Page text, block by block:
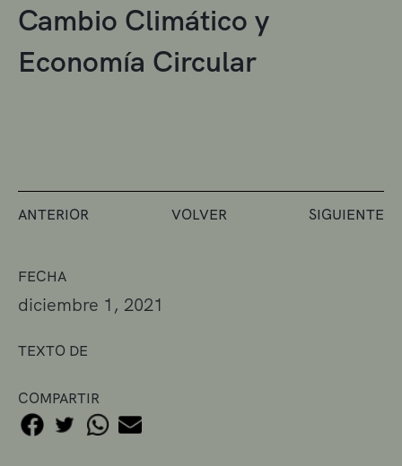
FECHA
diciembre 1, 2021
TEXTO DE
COMPARTIR
Cambio Climático y
Economía Circular
ANTERIOR VOLVER SIGUIENTE